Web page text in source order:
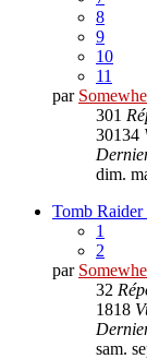
8
9
10
11
par
301
30134
dim.
Tomb
1
2
par
32
1818
sam.